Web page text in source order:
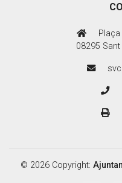
Plaça
08295
© 2026 Copyright: